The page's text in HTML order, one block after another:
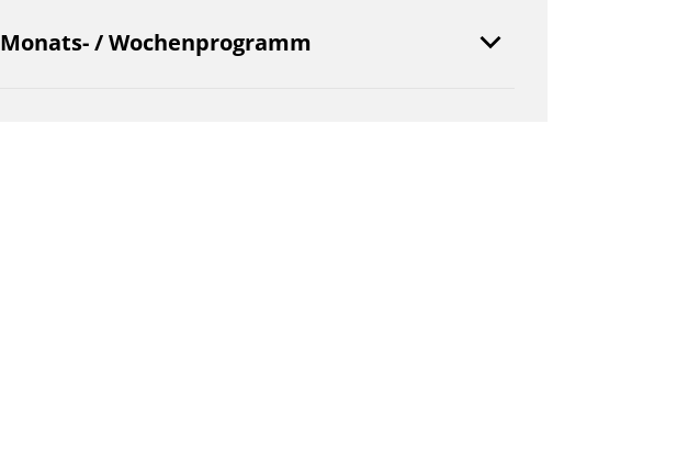
Monats- / Wochenprogramm